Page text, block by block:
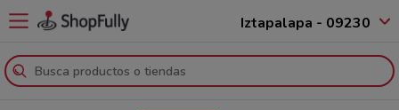
Iztapalapa - 09230